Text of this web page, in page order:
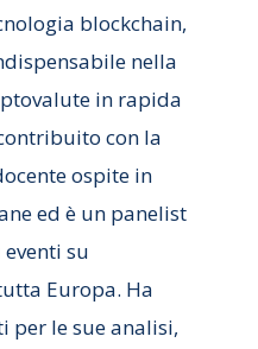
blockchain,
nella
in rapida
con la
ospite in
ed è un panelist
su
Europa. Ha
per le sue analisi,